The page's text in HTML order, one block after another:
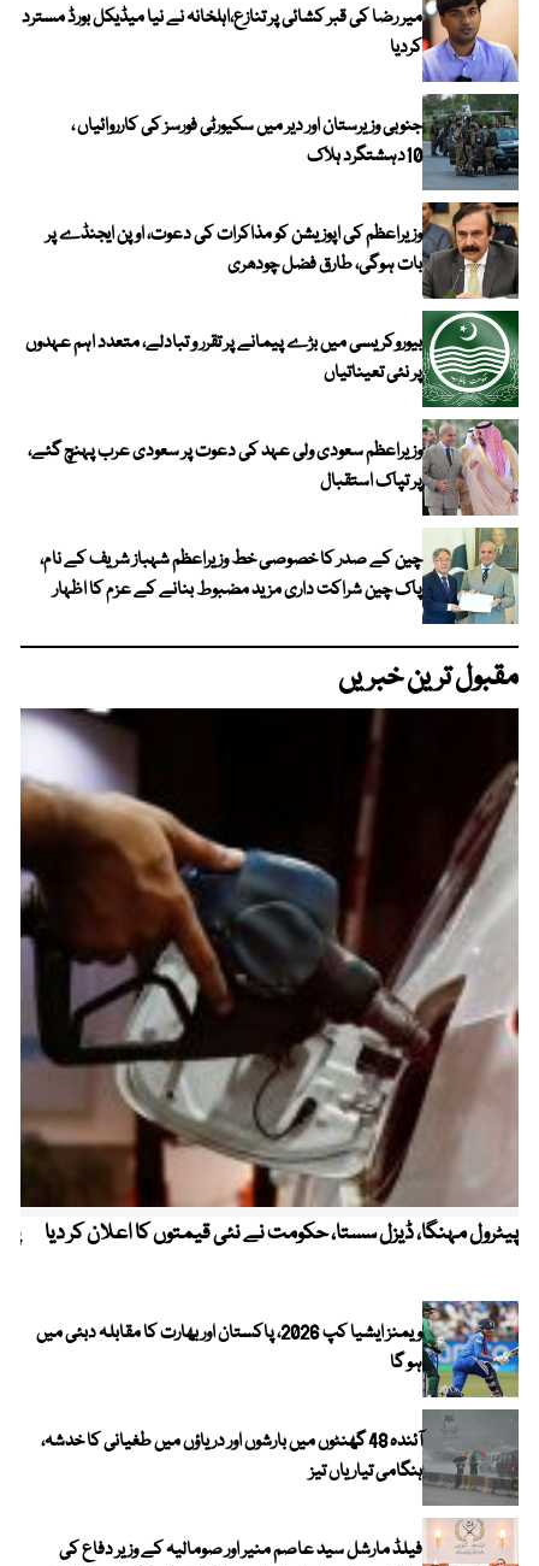
میر رضا کی قبر کشائی پر تنازع،اہلخانہ نے نیا میڈیکل بورڈ مسترد
کردیا
جنوبی وزیرستان اور دیر میں سکیورٹی فورسز کی کارروائیاں ،
10دہشتگرد ہلاک
وزیراعظم کی اپوزیشن کو مذاکرات کی دعوت، اوپن ایجنڈے پر
بات ہوگی، طارق فضل چودھری
بیوروکریسی میں بڑے پیمانے پر تقرر و تبادلے، متعدد اہم عہدوں
پر نئی تعیناتیاں
وزیراعظم سعودی ولی عہد کی دعوت پر سعودی عرب پہنچ گئے،
پر تپاک استقبال
چین کے صدر کا خصوصی خط وزیراعظم شہباز شریف کے نام،
پاک چین شراکت داری مزید مضبوط بنانے کے عزم کا اظہار
مقبول ترین خبریں
پیٹرول مہنگا، ڈیزل سستا، حکومت نے نئی قیمتوں کا اعلان کر دیا
ویمنز ایشیا کپ 2026، پاکستان اور بھارت کا مقابلہ دبئی میں
ہو گا
آئندہ 48 گھنٹوں میں بارشوں اور دریاؤں میں طغیانی کا خدشہ،
ہنگامی تیاریاں تیز
فیلڈ مارشل سید عاصم منیر اور صومالیہ کے وزیر دفاع کی